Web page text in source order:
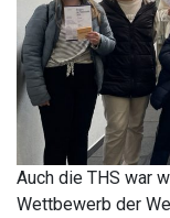
Auch die THS war
Wettbewerb der